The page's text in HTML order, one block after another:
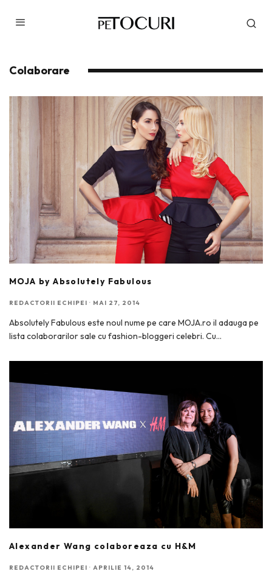
Colaborare
MOJA by Absolutely Fabulous
REDACTORII ECHIPEI · MAI 27, 2014
Absolutely Fabulous este noul nume pe care MOJA.ro il adauga pe
lista colaborarilor sale cu fashion-bloggeri celebri. Cu...
Alexander Wang colaboreaza cu H&M
REDACTORII ECHIPEI · APRILIE 14, 2014